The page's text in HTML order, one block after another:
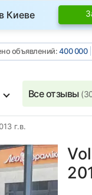
Киеве
объявлений:400 000
Все отзывы
г.в.